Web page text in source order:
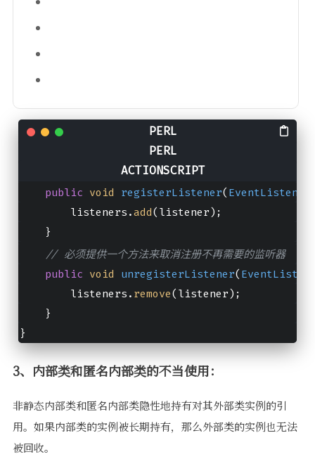
EventSource
final List<EventListener
public void registerListener( EventListener
        listeners.
add(listener);
    }
// 必须提供一个方法来取消注册不再需要的监听器
public void unregisterListener(
        listeners.
remove(listener);
    }
}
3、内部类和匿名内部类的不当使用：
非静态内部类和匿名内部类隐性地持有对其外部类实例的引
用。如果内部类的实例被长期持有，那么外部类的实例也无法
被回收。